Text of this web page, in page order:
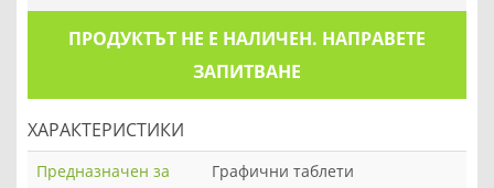
ПРОДУКТЪТ НЕ Е НАЛИЧЕН. НАПРАВЕТЕ
ЗАПИТВАНЕ
ХАРАКТЕРИСТИКИ
Предназначен за
Графични таблети